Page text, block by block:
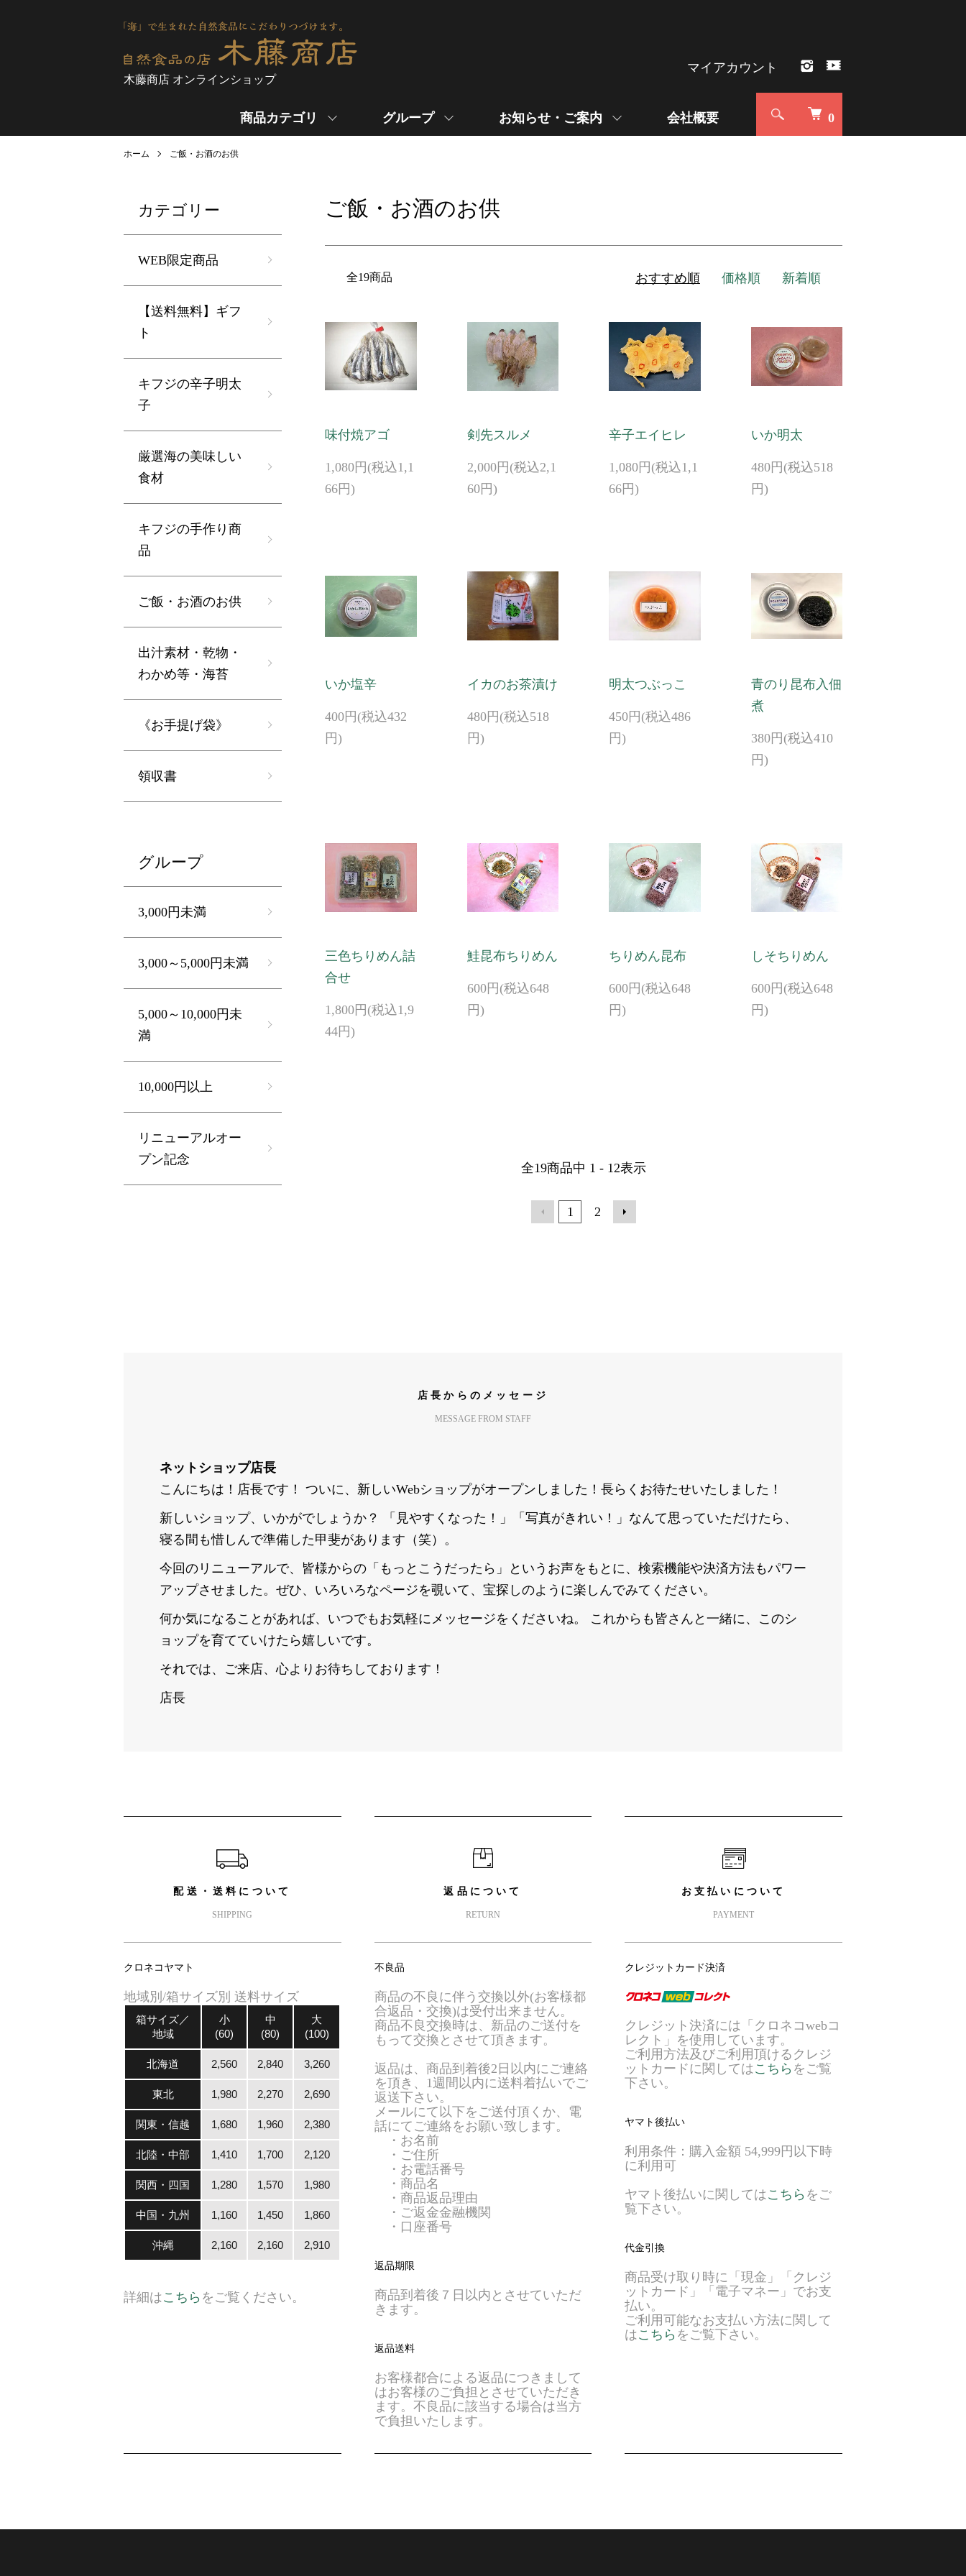
木藤商店 オンラインショップ
0
商品カテゴリ グループ お知らせ・ご案内 会社概要
マイアカウント
ホーム ご飯・お酒のお供
ご飯・お酒のお供
全19商品 おすすめ順 価格順 新着順
味付焼アゴ
1,080円(税込1,1
66円)
剣先スルメ
2,000円(税込2,1
60円)
辛子エイヒレ
1,080円(税込1,1
66円)
いか明太
480円(税込518
円)
いか塩辛
400円(税込432
円)
イカのお茶漬け
480円(税込518
円)
明太つぶっこ
450円(税込486
円)
青のり昆布入佃
煮
380円(税込410
円)
三色ちりめん詰
合せ
1,800円(税込1,9
44円)
鮭昆布ちりめん
600円(税込648
円)
ちりめん昆布
600円(税込648
円)
しそちりめん
600円(税込648
円)
全19商品中 1 - 12表示
1 2
カテゴリー
WEB限定商品
【送料無料】ギフ
ト
キフジの辛子明太
子
厳選海の美味しい
食材
キフジの手作り商
品
ご飯・お酒のお供
出汁素材・乾物・
わかめ等・海苔
《お手提げ袋》
領収書
グループ
3,000円未満
3,000～5,000円未満
5,000～10,000円未
満
10,000円以上
リニューアルオー
プン記念
店長からのメッセージ
MESSAGE FROM STAFF
ネットショップ店長
こんにちは！店長です！ ついに、新しいWebショップがオープンしました！長らくお待たせいたしました！
新しいショップ、いかがでしょうか？ 「見やすくなった！」「写真がきれい！」なんて思っていただけたら、
寝る間も惜しんで準備した甲斐があります（笑）。
今回のリニューアルで、皆様からの「もっとこうだったら」というお声をもとに、検索機能や決済方法もパワー
アップさせました。ぜひ、いろいろなページを覗いて、宝探しのように楽しんでみてください。
何か気になることがあれば、いつでもお気軽にメッセージをくださいね。 これからも皆さんと一緒に、このシ
ョップを育てていけたら嬉しいです。
それでは、ご来店、心よりお待ちしております！
店長
配送・送料について
SHIPPING
クロネコヤマト
地域別/箱サイズ別 送料サイズ
箱サイズ／
地域
小
(60)
中
(80)
大
(100)
北海道 2,560 2,840 3,260
東北 1,980 2,270 2,690
関東・信越 1,680 1,960 2,380
北陸・中部 1,410 1,700 2,120
関西・四国 1,280 1,570 1,980
中国・九州 1,160 1,450 1,860
沖縄 2,160 2,160 2,910
詳細は こちら をご覧ください。
返品について
RETURN
不良品
商品の不良に伴う交換以外(お客様都
合返品・交換)は受付出来ません。
商品不良交換時は、新品のご送付を
もって交換とさせて頂きます。
返品は、商品到着後2日以内にご連絡
を頂き、1週間以内に送料着払いでご
返送下さい。
メールにて以下をご送付頂くか、電
話にてご連絡をお願い致します。
・お名前
・ご住所
・お電話番号
・商品名
・商品返品理由
・ご返金金融機関
・口座番号
返品期限
商品到着後７日以内とさせていただ
きます。
返品送料
お客様都合による返品につきまして
はお客様のご負担とさせていただき
ます。不良品に該当する場合は当方
で負担いたします。
お支払いについて
PAYMENT
クレジットカード決済
クレジット決済には「クロネコwebコ
レクト」を使用しています。
ご利用方法及びご利用頂けるクレジ
ットカードに関しては こちら をご覧
下さい。
ヤマト後払い
利用条件：購入金額 54,999円以下時
に利用可
ヤマト後払いに関しては こちら をご
覧下さい。
代金引換
商品受け取り時に「現金」「クレジ
ットカード」「電子マネー」でお支
払い。
ご利用可能なお支払い方法に関して
は こちら をご覧下さい。